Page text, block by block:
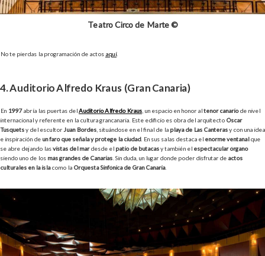
Teatro Circo de Marte ©
No te pierdas la programación de actos aquí.
4. Auditorio Alfredo Kraus (Gran Canaria)
En 1997abría las puertas delAuditorio Alfredo Kraus , un espacio en honor altenor canariode nivel
internacional y referente en la cultura grancanaria. Este edificio es obra del arquitecto Óscar
Tusquetsy del escultor Juan Bordes , situándose en el final de la playa de Las Canterasy con una idea
e inspiración de un faro que señala y protege la ciudad. En sus salas destaca el enorme ventanalque
se abre dejando lasvistas del mardesde el patio de butacasy también el espectacular órgano
siendo uno de los más grandes de Canarias . Sin duda, un lugar donde poder disfrutar de actos
culturales en la islacomo la Orquesta Sinfónica de Gran Canaria.